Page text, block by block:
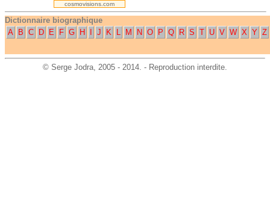
cosmovisions.com
Dictionnaire biographique
A
B C D E F G H J K L M N O P Q R S T U V W X Y Z
© Serge Jodra, 2005 - 2014. - Reproduction interdite.